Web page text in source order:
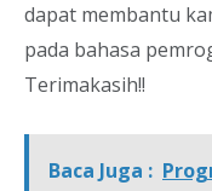
dapat membantu
pada bahasa
Terimakasih!!
Baca Juga :